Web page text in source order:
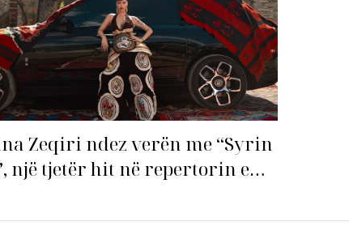
Zeqiri ndez verën me “Syrin
një tjetër hit në repertorin e